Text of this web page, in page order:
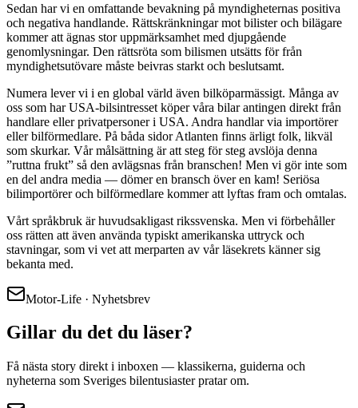
Sedan har vi en omfattande bevakning på myndigheternas positiva
och negativa handlande. Rättskränkningar mot bilister och bilägare
kommer att ägnas stor uppmärksamhet med djupgående
genomlysningar. Den rättsröta som bilismen utsätts för från
myndighetsutövare måste beivras starkt och beslutsamt.
Numera lever vi i en global värld även bilköparmässigt. Många av
oss som har USA-bilsintresset köper våra bilar antingen direkt från
handlare eller privatpersoner i USA. Andra handlar via importörer
eller bilförmedlare. På båda sidor Atlanten finns ärligt folk, likväl
som skurkar. Vår målsättning är att steg för steg avslöja denna
”ruttna frukt” så den avlägsnas från branschen! Men vi gör inte som
en del andra media — dömer en bransch över en kam! Seriösa
bilimportörer och bilförmedlare kommer att lyftas fram och omtalas.
Vårt språkbruk är huvudsakligast rikssvenska. Men vi förbehåller
oss rätten att även använda typiskt amerikanska uttryck och
stavningar, som vi vet att merparten av vår läsekrets känner sig
bekanta med.
Motor-Life · Nyhetsbrev
Gillar du det du läser?
Få nästa story direkt i inboxen — klassikerna, guiderna och
nyheterna som Sveriges bilentusiaster pratar om.